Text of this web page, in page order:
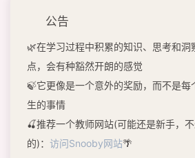
公告
🌿在学习过程中积累的知识、思考和洞
点，会有种豁然开朗的感觉
🍃它更像是一个意外的奖励，而不是每
生的事情
🍒推荐一个教师网站(可能还是新手，
的)： 访问Snooby网站🌴